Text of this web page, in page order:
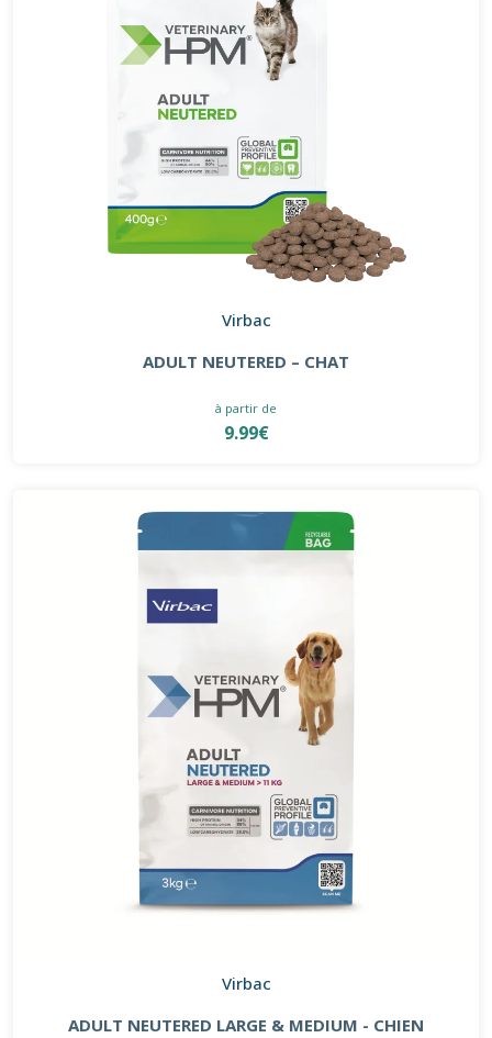
Virbac
ADULT NEUTERED – CHAT
à partir de
9.99€
Virbac
ADULT NEUTERED LARGE & MEDIUM - CHIEN